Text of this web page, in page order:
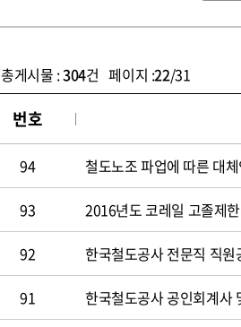
총게시물 :304건 페이지 :22/31
번호
94 철도노조 파업에 따른 대
93 2016년도 코레일 고졸제
92 한국철도공사 전문직 직
91 한국철도공사 공인회계사